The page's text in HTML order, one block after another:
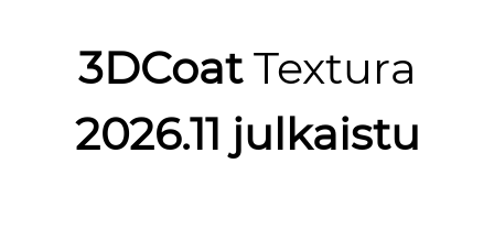
3DCoatTextura
2026.11 julkaistu